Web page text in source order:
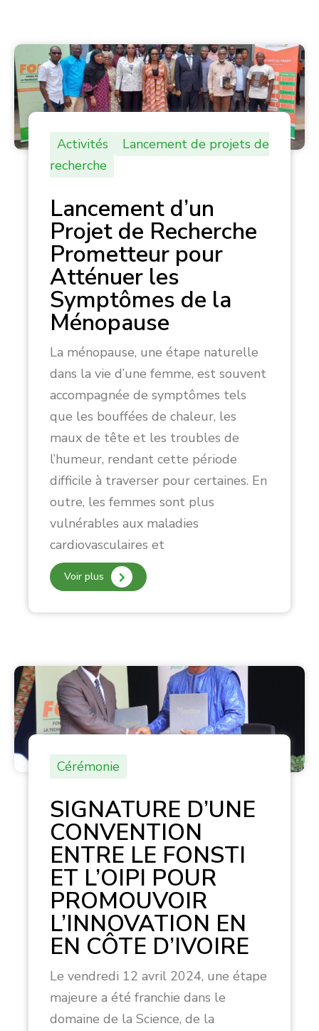
Activités
Lancement de projets de
recherche
Lancement d’un
Projet de Recherche
Prometteur pour
Atténuer les
Symptômes de la
Ménopause
La ménopause, une étape naturelle
dans la vie d’une femme, est souvent
accompagnée de symptômes tels
que les bouffées de chaleur, les
maux de tête et les troubles de
l’humeur, rendant cette période
difficile à traverser pour certaines. En
outre, les femmes sont plus
vulnérables aux maladies
cardiovasculaires et
Voir plus
Cérémonie
SIGNATURE D’UNE
CONVENTION
ENTRE LE FONSTI
ET L’OIPI POUR
PROMOUVOIR
L’INNOVATION EN
EN CÔTE D’IVOIRE
Le vendredi 12 avril 2024, une étape
majeure a été franchie dans le
domaine de la Science, de la